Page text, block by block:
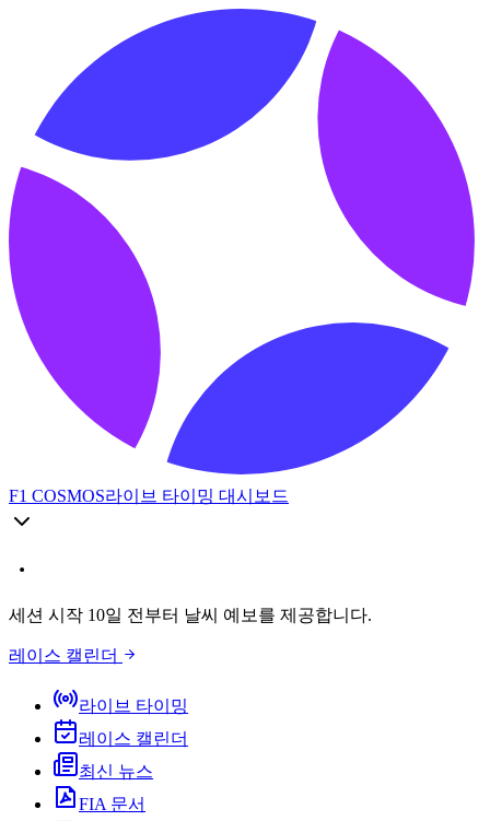
F1 COSMOS라이브 타이밍 대시보드
세션 시작 10일 전부터 날씨 예보를 제공합니다.
레이스 캘린더
라이브 타이밍
레이스 캘린더
최신 뉴스
FIA 문서